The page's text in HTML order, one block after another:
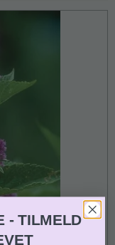
- TILMELD